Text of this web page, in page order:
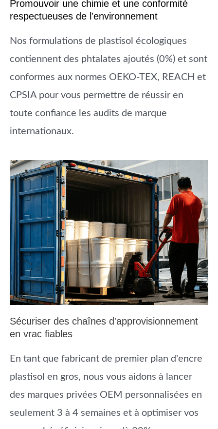
Promouvoir une chimie et une conformité
respectueuses de l'environnement
Nos formulations de plastisol écologiques
contiennent des phtalates ajoutés (0%) et sont
conformes aux normes OEKO-TEX, REACH et
CPSIA pour vous permettre de réussir en
toute confiance les audits de marque
internationaux.
Sécuriser des chaînes d'approvisionnement
en vrac fiables
En tant que fabricant de premier plan d'encre
plastisol en gros, nous vous aidons à lancer
des marques privées OEM personnalisées en
seulement 3 à 4 semaines et à optimiser vos